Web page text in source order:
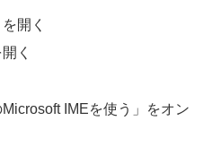
開く
く
Microsoft IMEを使う」をオン